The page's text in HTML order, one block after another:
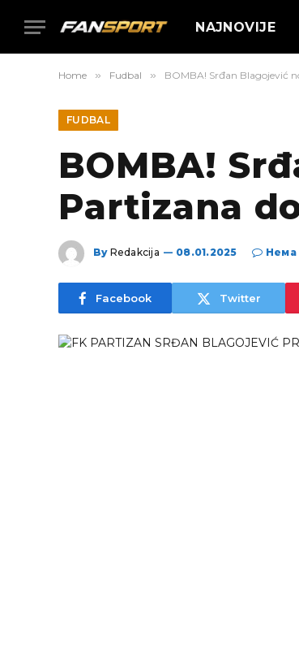
NAJNOVIJE
Home » Fudbal » BOMBA! Srđan Blagojević
FUDBAL
BOMBA!
Partizana
By Redakcija 08.01.2025 Нема
Facebook Twitter